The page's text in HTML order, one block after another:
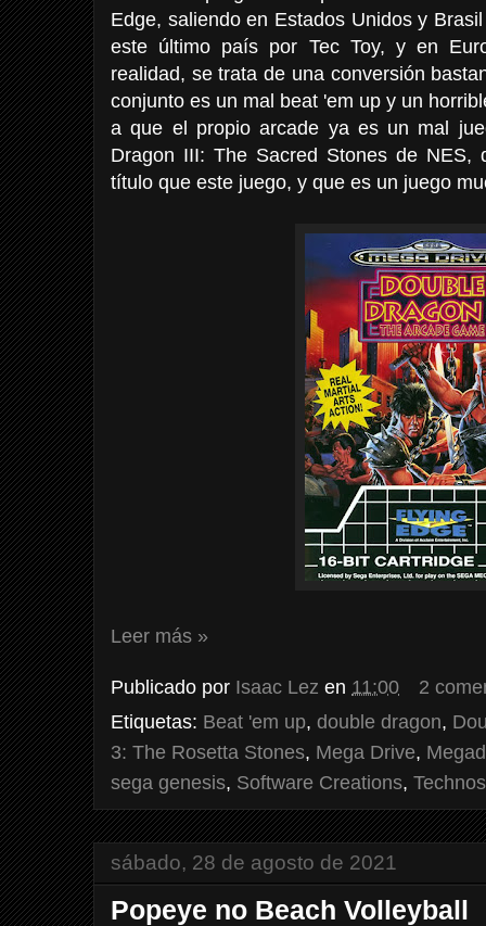
Edge, saliendo en Estados Unidos y
este último país por Tec Toy, y en
realidad, se trata de una conversión
conjunto es un mal beat 'em up y un
a que el propio arcade ya es un mal
Dragon III: The Sacred Stones de NES,
título que este juego, y que es un juego
Leer más »
Publicado por Isaac Lez en 11:00
2
Etiquetas: Beat 'em up, double dragon,
3: The Rosetta Stones, Mega Drive,
sega genesis, Software Creations, Technos
sábado, 28 de agosto de 2021
Popeye no Beach Volleyball